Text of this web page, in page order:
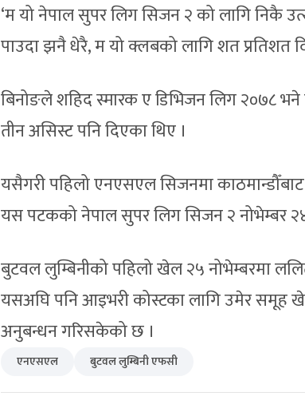
‘म यो नेपाल सुपर लिग सिजन २ को लागि निकै
पाउदा झनै धेरै, म यो क्लबको लागि शत प्रतिशत
बिनोङले शहिद स्मारक ए डिभिजन लिग २०७८
तीन असिस्ट पनि दिएका थिए ।
यसैगरी पहिलो एनएसएल सिजनमा
यस पटकको नेपाल सुपर लिग सिजन २ नोभेम्बर
बुटवल लुम्बिनीको पहिलो खेल २५ नोभेम्बरमा
यसअघि पनि आइभरी कोस्टका लागि उमेर समूह
अनुबन्धन गरिसकेको छ ।
एनएसएल बुटवल लुम्बिनी एफसी